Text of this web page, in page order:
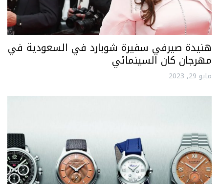
هنيدة صيرفي سفيرة شوبارد في السعودية في
مهرجان كان السينمائي
مايو 29, 2023